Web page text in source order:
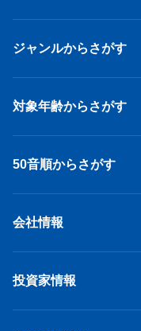
ジャンルからさがす
対象年齢からさがす
50音順からさがす
会社情報
投資家情報